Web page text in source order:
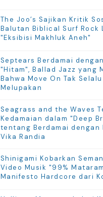
The Joo’s Sajikan Kritik
Balutan Biblical Surf Rock
"Eksibisi Makhluk Aneh"
Septears Berdamai
"Hitam", Ballad Jazz yang
Bahwa Move On Tak
Melupakan
Seagrass and the Waves
Kedamaian dalam "Deep
tentang Berdamai dengan
Vika Randia
Shinigami Kobarkan
Video Musik "99%
Manifesto Hardcore dari